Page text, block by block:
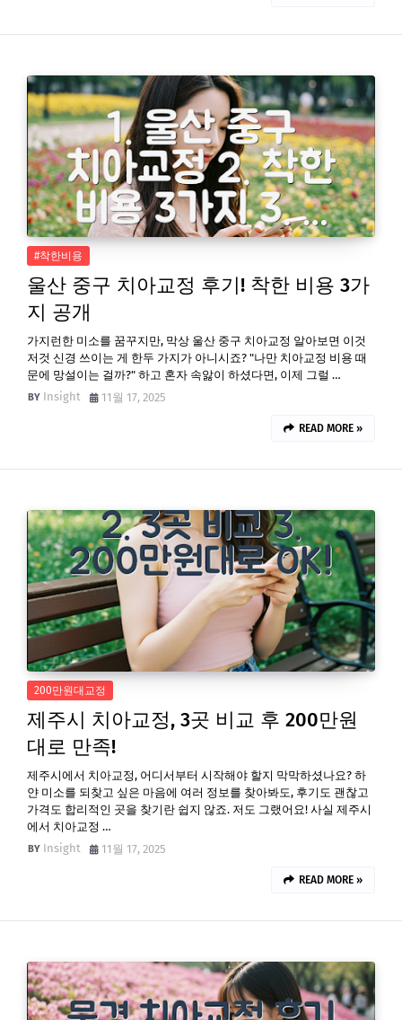
#착한비용
울산 중구 치아교정 후기! 착한 비용 3가
지 공개
가지런한 미소를 꿈꾸지만, 막상 울산 중구 치아교정 알아보면 이것
저것 신경 쓰이는 게 한두 가지가 아니시죠? "나만 치아교정 비용 때
문에 망설이는 걸까?" 하고 혼자 속앓이 하셨다면, 이제 그럴 …
Insight
11월 17, 2025
READ MORE »
200만원대교정
제주시 치아교정, 3곳 비교 후 200만원
대로 만족!
제주시에서 치아교정, 어디서부터 시작해야 할지 막막하셨나요? 하
얀 미소를 되찾고 싶은 마음에 여러 정보를 찾아봐도, 후기도 괜찮고
가격도 합리적인 곳을 찾기란 쉽지 않죠. 저도 그랬어요! 사실 제주시
에서 치아교정 …
Insight
11월 17, 2025
READ MORE »